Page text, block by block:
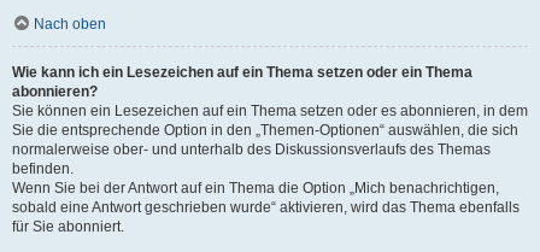
Nach oben
Wie kann ich ein Lesezeichen auf ein Thema setzen oder ein Thema
abonnieren?
Sie können ein Lesezeichen auf ein Thema setzen oder es abonnieren, in dem
Sie die entsprechende Option in den „Themen-Optionen“ auswählen, die sich
normalerweise ober- und unterhalb des Diskussionsverlaufs des Themas
befinden.
Wenn Sie bei der Antwort auf ein Thema die Option „Mich benachrichtigen,
sobald eine Antwort geschrieben wurde“ aktivieren, wird das Thema ebenfalls
für Sie abonniert.